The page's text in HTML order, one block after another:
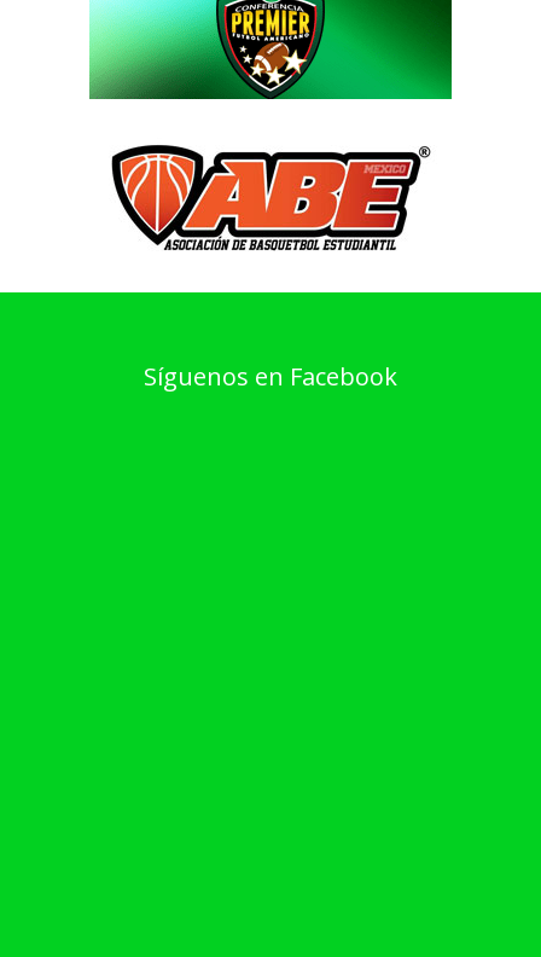
Síguenos en Facebook